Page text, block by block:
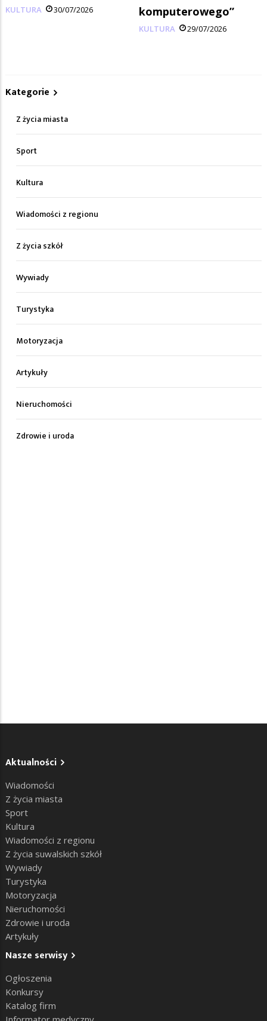
KULTURA 30/07/2026
komputerowego”
KULTURA 29/07/2026
Kategorie
Z życia miasta
Sport
Kultura
Wiadomości z regionu
Z życia szkół
Wywiady
Turystyka
Motoryzacja
Artykuły
Nieruchomości
Zdrowie i uroda
Aktualności
Wiadomości
Z życia miasta
Sport
Kultura
Wiadomości z regionu
Z życia suwalskich szkół
Wywiady
Turystyka
Motoryzacja
Nieruchomości
Zdrowie i uroda
Artykuły
Nasze serwisy
Ogłoszenia
Konkursy
Katalog firm